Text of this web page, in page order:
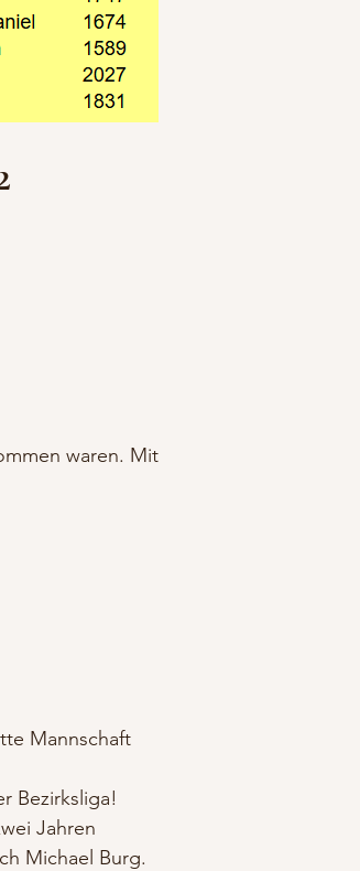
waren. Mit
Mannschaft
Bezirksliga!
Jahren
Michael Burg.